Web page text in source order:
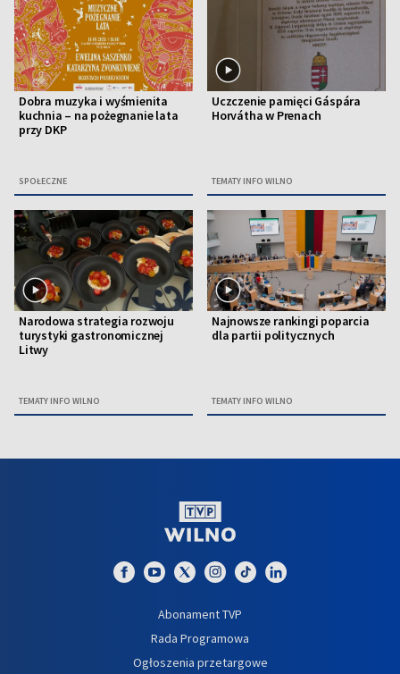
Dobra muzyka i wyśmienita
kuchnia – na pożegnanie lata
przy DKP
SPOŁECZNE
Uczczenie pamięci Gáspára
Horvátha w Prenach
TEMATY INFO WILNO
Narodowa strategia rozwoju
turystyki gastronomicznej
Litwy
TEMATY INFO WILNO
Najnowsze rankingi poparcia
dla partii politycznych
TEMATY INFO WILNO
Abonament TVP
Rada Programowa
Ogłoszenia przetargowe